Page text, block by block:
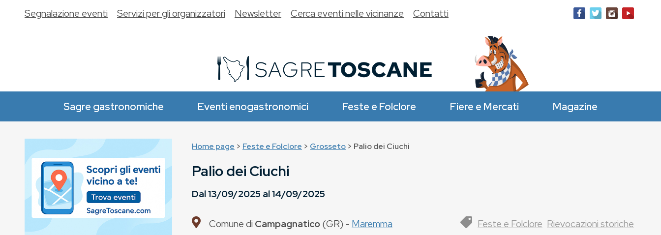
Sagre gastronomiche Eventi enogastronomici Feste e Folclore Fiere e Mercati Magazine
Segnalazione eventi Servizi per gli organizzatori Newsletter Cerca eventi nelle vicinanze Contatti
Home page > Feste e Folclore > Grosseto > Palio dei Ciuchi
Palio dei Ciuchi
Dal13/09/2025 al14/09/2025
Comune di Campagnatico(GR) - Maremma Feste e Folclore Rievocazioni storiche